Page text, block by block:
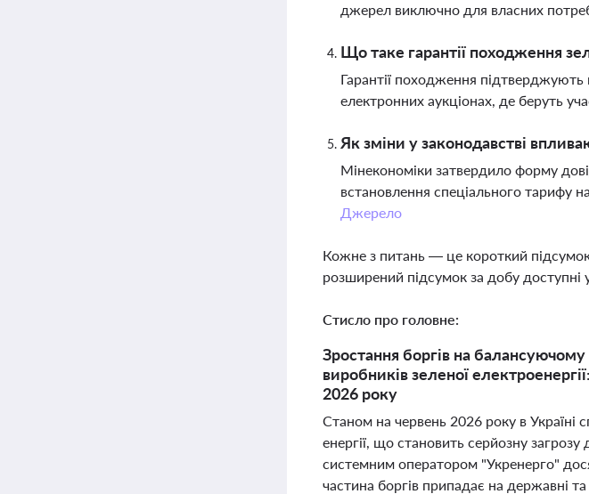
джерел виключно для власних
Що таке гарантії походження
Гарантії походження підтверджують
електронних аукціонах, де беруть
Як зміни у законодавстві
Мінекономіки затвердило форму
встановлення спеціального тарифу
Джерело
Кожне з питань — це короткий
розширений підсумок за добу доступні
Стисло про головне:
Зростання боргів на балансуючому
виробників зеленої
2026 року
Станом на червень 2026 року в Україні
енергії, що становить серйозну загрозу
системним оператором "Укренерго"
частина боргів припадає на державні